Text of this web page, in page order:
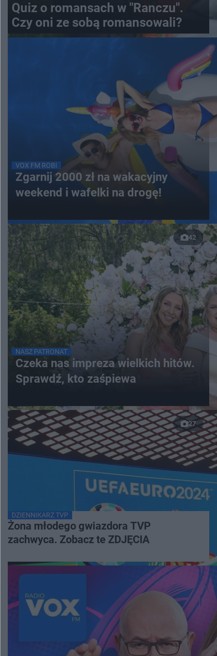
Quiz o romansach w "Ranczu".
Czy oni ze sobą romansowali?
VOX FM ROBI
Zgarnij 2000 zł na wakacyjny
weekend i wafelki na drogę!
42
NASZ PATRONAT
Czeka nas impreza wielkich hitów.
Sprawdź, kto zaśpiewa
27
DZIENNIKARZ TVP
Żona młodego gwiazdora TVP
zachwyca. Zobacz te ZDJĘCIA